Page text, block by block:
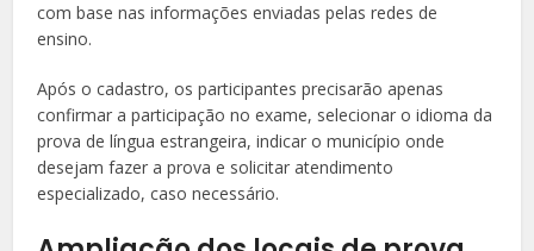
com base nas informações enviadas pelas redes de
ensino.
Após o cadastro, os participantes precisarão apenas
confirmar a participação no exame, selecionar o idioma da
prova de língua estrangeira, indicar o município onde
desejam fazer a prova e solicitar atendimento
especializado, caso necessário.